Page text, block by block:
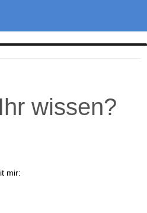
wissen?
mir: